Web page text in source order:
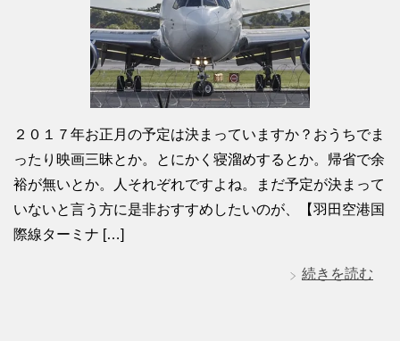
２０１７年お正月の予定は決まっていますか？おうちでま
ったり映画三昧とか。とにかく寝溜めするとか。帰省で余
裕が無いとか。人それぞれですよね。まだ予定が決まって
いないと言う方に是非おすすめしたいのが、【羽田空港国
際線ターミナ […]
続きを読む